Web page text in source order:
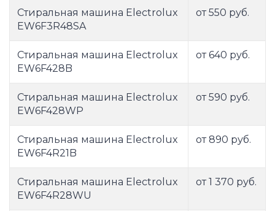
Стиральная машина Electrolux
EW6F3R48SA
от 550 руб.
Стиральная машина Electrolux
EW6F428B
от 640 руб.
Стиральная машина Electrolux
EW6F428WP
от 590 руб.
Стиральная машина Electrolux
EW6F4R21B
от 890 руб.
Стиральная машина Electrolux
EW6F4R28WU
от 1 370 руб.